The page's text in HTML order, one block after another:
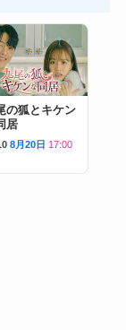
の狐とキケン
居
8月20日 17:00